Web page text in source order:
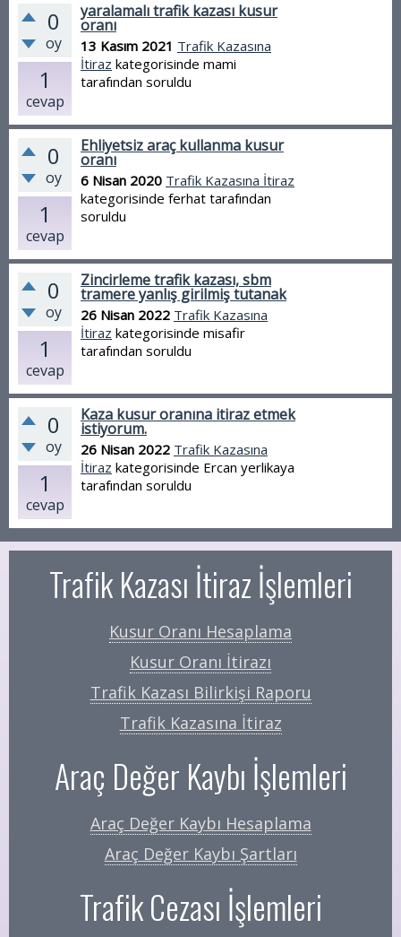
0
oy
1
cevap
yaralamalı trafik kazası kusur
oranı
13 Kasım 2021 Trafik Kazasına
İtiraz kategorisinde mami
tarafından soruldu
0
oy
1
cevap
Ehliyetsiz araç kullanma kusur
oranı
6 Nisan 2020 Trafik Kazasına İtiraz
kategorisinde ferhat tarafından
soruldu
0
oy
1
cevap
Zincirleme trafik kazası, sbm
tramere yanlış girilmiş tutanak
26 Nisan 2022 Trafik Kazasına
İtiraz kategorisinde misafir
tarafından soruldu
0
oy
1
cevap
Kaza kusur oranına itiraz etmek
istiyorum.
26 Nisan 2022 Trafik Kazasına
İtiraz kategorisinde Ercan yerlikaya
tarafından soruldu
Trafik Kazası İtiraz İşlemleri
Kusur Oranı Hesaplama
Kusur Oranı İtirazı
Trafik Kazası Bilirkişi Raporu
Trafik Kazasına İtiraz
Araç Değer Kaybı İşlemleri
Araç Değer Kaybı Hesaplama
Araç Değer Kaybı Şartları
Trafik Cezası İşlemleri